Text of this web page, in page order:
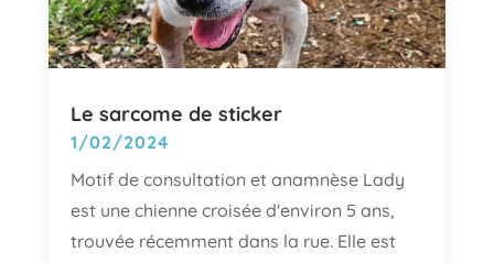
Le sarcome de sticker
1/02/2024
Motif de consultation et anamnèse Lady
est une chienne croisée d'environ 5 ans,
trouvée récemment dans la rue. Elle est